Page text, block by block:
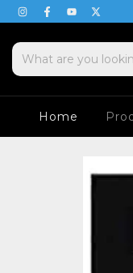
Home